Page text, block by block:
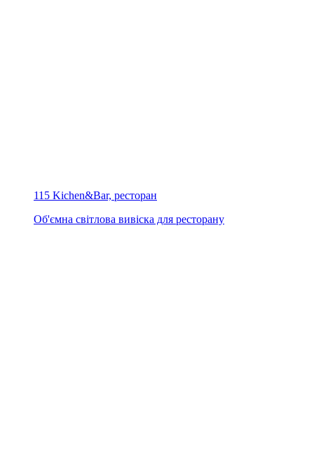
115 Kichen&Bar, ресторан
Об'ємна світлова вивіска для ресторану